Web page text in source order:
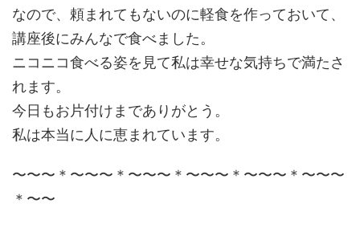
なので、頼まれてもないのに軽食を作っておいて、
講座後にみんなで食べました。
ニコニコ食べる姿を見て私は幸せな気持ちで満たさ
れます。
今日もお片付けまでありがとう。
私は本当に人に恵まれています。
〜〜〜＊〜〜〜＊〜〜〜＊〜〜〜＊〜〜〜＊〜〜〜
＊〜〜